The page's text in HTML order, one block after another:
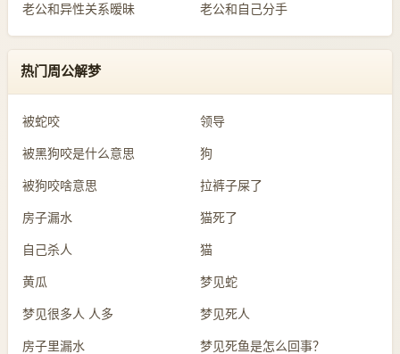
老公和异性关系暧昧 老公和自己分手
热门周公解梦
被蛇咬 领导
被黑狗咬是什么意思 狗
被狗咬啥意思 拉裤子屎了
房子漏水 猫死了
自己杀人 猫
黄瓜 梦见蛇
梦见很多人 人多 梦见死人
房子里漏水 梦见死鱼是怎么回事？